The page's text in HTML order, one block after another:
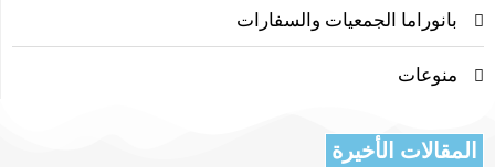
بانوراما الجمعيات والسفارات
منوعات
المقالات الأخيرة